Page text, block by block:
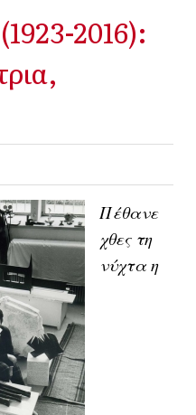
2016):
Πέθανε
χθες τη
νύχτα η